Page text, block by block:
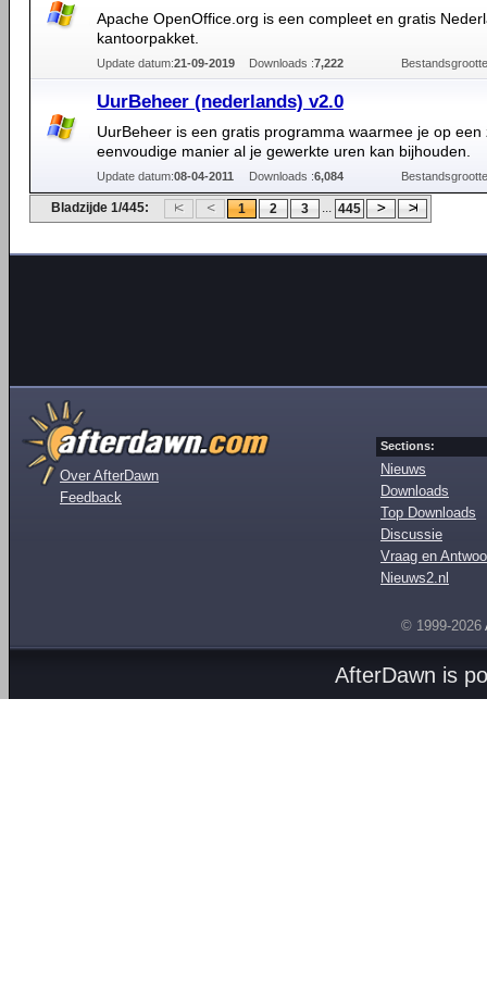
Apache OpenOffice.org is een compleet en gratis
kantoorpakket.
Update datum:21-09-2019 Downloads :7,222
UurBeheer (nederlands) v2.0
UurBeheer is een gratis programma waarmee je op een
eenvoudige manier al je gewerkte uren kan bijhouden.
Update datum:08-04-2011 Downloads :6,084
Bladzijde 1/445: 1 2 3 ... 445
Over AfterDawn
Feedback
Sections:
Nieuws
Downloads
Top Downloads
Discussie
Vraag en
Nieuws2.nl
© 1999-2026
AfterDawn is